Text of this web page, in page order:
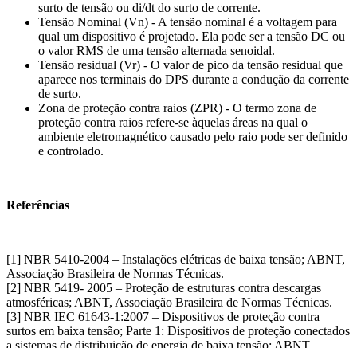
surto de tensão ou di/dt do surto de corrente.
Tensão Nominal (Vn) - A tensão nominal é a voltagem para
qual um dispositivo é projetado. Ela pode ser a tensão DC ou
o valor RMS de uma tensão alternada senoidal.
Tensão residual (Vr) - O valor de pico da tensão residual que
aparece nos terminais do DPS durante a condução da corrente
de surto.
Zona de proteção contra raios (ZPR) - O termo zona de
proteção contra raios refere-se àquelas áreas na qual o
ambiente eletromagnético causado pelo raio pode ser definido
e controlado.
Referências
[1] NBR 5410-2004 – Instalações elétricas de baixa tensão; ABNT,
Associação Brasileira de Normas Técnicas.
[2] NBR 5419- 2005 – Proteção de estruturas contra descargas
atmosféricas; ABNT, Associação Brasileira de Normas Técnicas.
[3] NBR IEC 61643-1:2007 – Dispositivos de proteção contra
surtos em baixa tensão; Parte 1: Dispositivos de proteção conectados
a sistemas de distribuição de energia de baixa tensão; ABNT,